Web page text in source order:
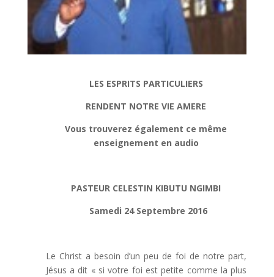
LES ESPRITS PARTICULIERS
RENDENT NOTRE VIE AMERE
Vous trouverez également ce même
enseignement en audio
PASTEUR CELESTIN KIBUTU NGIMBI
Samedi 24 Septembre 2016
Le Christ a besoin d’un peu de foi de notre part,
Jésus a dit « si votre foi est petite comme la plus